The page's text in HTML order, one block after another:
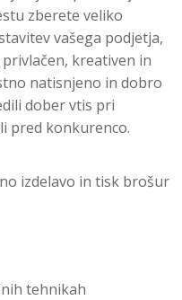
zberete veliko
vašega podjetja,
kreativen in
natisnjeno in dobro
dober vtis pri
pred konkurenco.
izdelavo in tisk brošur
tehnikah